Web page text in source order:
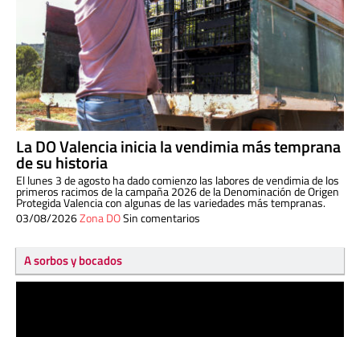
La DO Valencia inicia la vendimia más temprana
de su historia
El lunes 3 de agosto ha dado comienzo las labores de vendimia de los
primeros racimos de la campaña 2026 de la Denominación de Origen
Protegida Valencia con algunas de las variedades más tempranas.
03/08/2026Zona DOSin comentarios
A sorbos y bocados